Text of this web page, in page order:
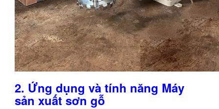
2. Ứng dụng và tính năng Máy
sản xuất sơn gỗ